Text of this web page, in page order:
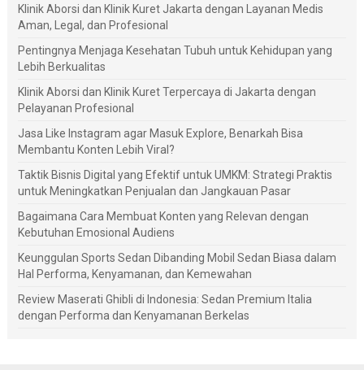
Klinik Aborsi dan Klinik Kuret Jakarta dengan Layanan Medis
Aman, Legal, dan Profesional
Pentingnya Menjaga Kesehatan Tubuh untuk Kehidupan yang
Lebih Berkualitas
Klinik Aborsi dan Klinik Kuret Terpercaya di Jakarta dengan
Pelayanan Profesional
Jasa Like Instagram agar Masuk Explore, Benarkah Bisa
Membantu Konten Lebih Viral?
Taktik Bisnis Digital yang Efektif untuk UMKM: Strategi Praktis
untuk Meningkatkan Penjualan dan Jangkauan Pasar
Bagaimana Cara Membuat Konten yang Relevan dengan
Kebutuhan Emosional Audiens
Keunggulan Sports Sedan Dibanding Mobil Sedan Biasa dalam
Hal Performa, Kenyamanan, dan Kemewahan
Review Maserati Ghibli di Indonesia: Sedan Premium Italia
dengan Performa dan Kenyamanan Berkelas